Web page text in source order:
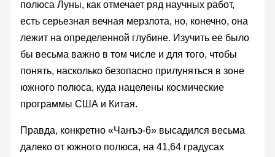
полюса Луны, как отмечает ряд научных работ,
есть серьезная вечная мерзлота, но, конечно, она
лежит на определенной глубине. Изучить ее было
бы весьма важно в том числе и для того, чтобы
понять, насколько безопасно прилуняться в зоне
южного полюса, куда нацелены космические
программы США и Китая.
Правда, конкретно «Чанъэ-6» высадился весьма
далеко от южного полюса, на 41,64 градусах